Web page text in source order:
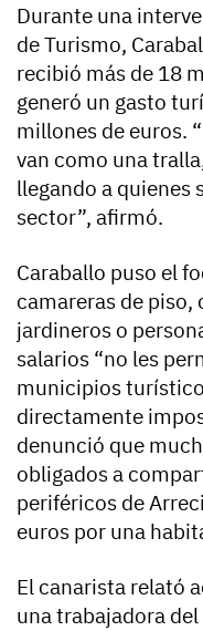
Durante una
de Turismo,
recibió más de 18
generó un gasto
millones de euros.
van como una
llegando a quienes
sector”, afirmó.
Caraballo puso el
camareras de
jardineros o
salarios “no les
municipios
directamente
denunció que
obligados a
periféricos de
euros por una
El canarista relató
una trabajadora